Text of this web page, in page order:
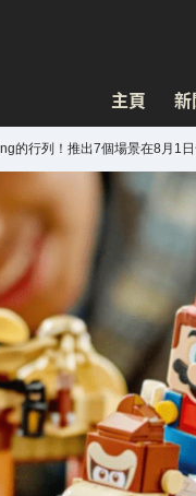
主頁 新
的行列！推出7個場景在8月1